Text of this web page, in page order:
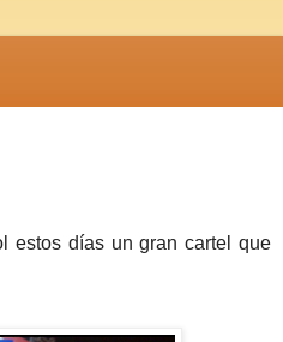
estos días un gran cartel que